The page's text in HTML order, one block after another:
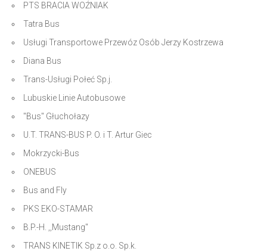
PTS BRACIA WOŹNIAK
Tatra Bus
Usługi Transportowe Przewóz Osób Jerzy Kostrzewa
Diana Bus
Trans-Usługi Połeć Sp.j.
Lubuskie Linie Autobusowe
"Bus" Głuchołazy
U.T. TRANS-BUS P. O. i T. Artur Giec
Mokrzycki-Bus
ONEBUS
Bus and Fly
PKS EKO-STAMAR
B.P.-H. ,,Mustang"
TRANS KINETIK Sp.z o.o. Sp.k.